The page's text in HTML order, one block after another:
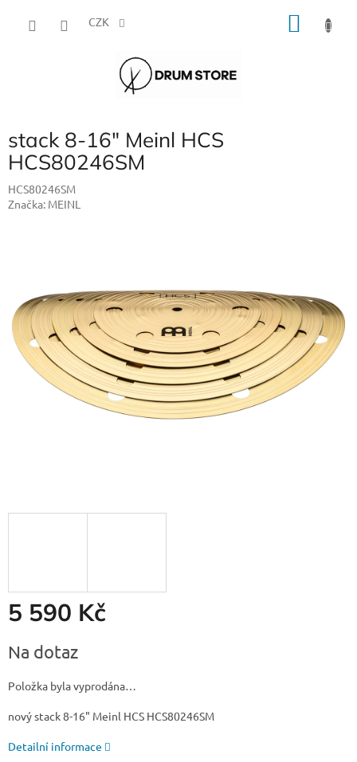
CZK
stack 8-16" Meinl HCS
HCS80246SM
HCS80246SM
Značka: MEINL
5 590 Kč
cena:
Na dotaz
Položka byla vyprodána…
nový stack 8-16" Meinl HCS HCS80246SM
Detailní informace